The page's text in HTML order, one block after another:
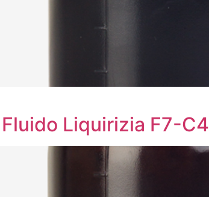
Liquirizia F7-C4